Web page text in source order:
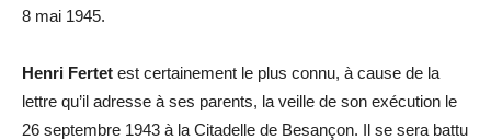
8 mai 1945.
Henri Fertet est certainement le plus connu, à cause de la
lettre qu’il adresse à ses parents, la veille de son exécution le
26 septembre 1943 à la Citadelle de Besançon. Il se sera battu